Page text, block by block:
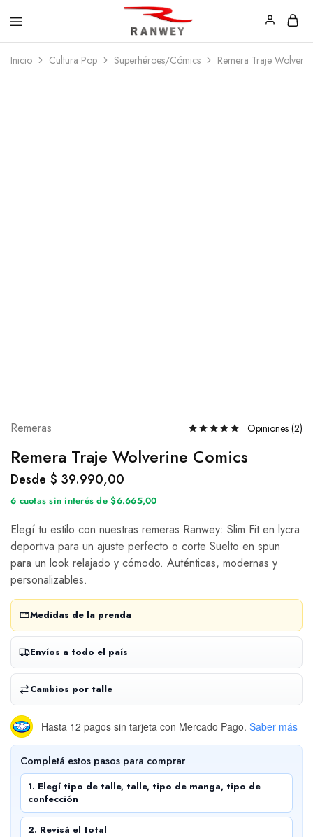
Ranwey
|
Tu
Estilo,
Inicio Cultura Pop Superhéroes/Cómics Remera Traje
Remeras Opiniones (2)
Remera Traje Wolverine Comics
Desde $ 39.990,00
6 cuotas sin interés de $6.665,00
Elegí tu estilo con nuestras remeras Ranwey: Slim Fit en lycra
deportiva para un ajuste perfecto o corte Suelto en spun
para un look relajado y cómodo. Auténticas, modernas y
personalizables.
Medidas de la prenda
Envíos a todo el país
Cambios por talle
Hasta 12 pagos sin tarjeta con Mercado Pago. Saber más
Completá estos pasos para comprar
1. Elegí tipo de talle, talle, tipo de manga, tipo de
confección
2. Revisá el total